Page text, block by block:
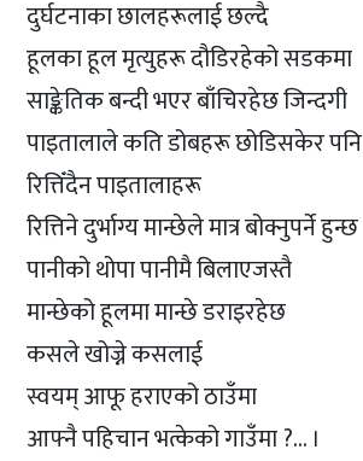
दुर्घटनाका छालहरूलाई छल्दै
हूलका हूल मृत्युहरू दौडिरहेको सडकमा
साङ्केतिक बन्दी भएर बाँचिरहेछ जिन्दगी
पाइतालाले कति डोबहरू छोडिसकेर पनि
रित्तिँदैन पाइतालाहरू
रित्तिने दुर्भाग्य मान्छेले मात्र बोक्नुपर्ने हुन्छ
पानीको थोपा पानीमै बिलाएजस्तै
मान्छेको हूलमा मान्छे डराइरहेछ
कसले खोज्ने कसलाई
स्वयम् आफू हराएको ठाउँमा
आफ्नै पहिचान भत्केको गाउँमा ?… ।